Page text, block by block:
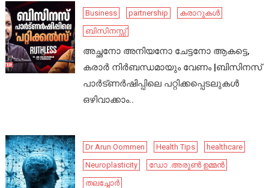
Business partnership
കരാറുകൾ
ബിസിനസ്സ്
അച്ഛനോ അനിയനോ ചേട്ടനോ ആകട്ടെ,
കരാർ നിർബന്ധമായും വേണം |ബിസിനസ്
പാർട്ണർഷിപ്പിലെ പറ്റിക്കപ്പെടലുകൾ
ഒഴിവാക്കാം..
Dr Arun Oommen Health Tips
healthcare
Neuroplasticity
ഡോ .അരുൺ ഉമ്മൻ
തലച്ചോർ